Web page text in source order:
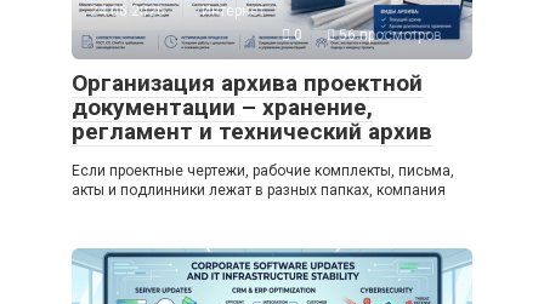
24.06.2026
Интернет
0
56 просмотров
Организация архива проектной
документации – хранение,
регламент и технический архив
Если проектные чертежи, рабочие комплекты, письма,
акты и подлинники лежат в разных папках, компания